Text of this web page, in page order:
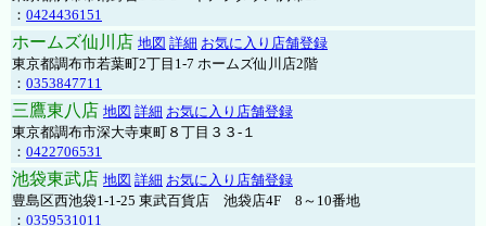
： 0424436151
ホームズ仙川店 地図 詳細 お気に入り店舗登録
東京都調布市若葉町2丁目1-7 ホームズ仙川店2階
： 0353847711
三鷹東八店 地図 詳細 お気に入り店舗登録
東京都調布市深大寺東町８丁目３３-１
： 0422706531
池袋東武店 地図 詳細 お気に入り店舗登録
豊島区西池袋1-1-25 東武百貨店 池袋店4F 8～10番地
： 0359531011